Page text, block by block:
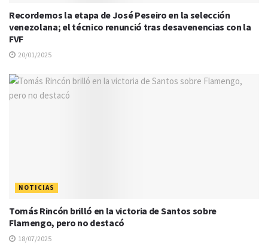
Recordemos la etapa de José Peseiro en la selección
venezolana; el técnico renunció tras desavenencias con la
FVF
20/01/2025
NOTICIAS
Tomás Rincón brilló en la victoria de Santos sobre
Flamengo, pero no destacó
18/07/2025